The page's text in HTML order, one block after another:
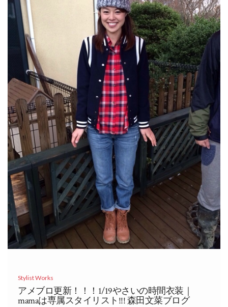
Stylist Works
アメブロ更新！！！1/19やさいの時間衣装｜
mamaは専属スタイリスト!!! 森田文菜ブログ